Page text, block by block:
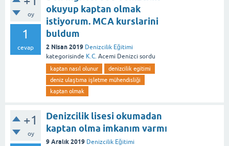
oy
1
cevap
okuyup kaptan olmak
istiyorum. MCA kurslarini
buldum
2 Nisan 2019 Denizcilik Eğitimi
kategorisinde K.C. Acemi Denizci sordu
kaptan nasıl olunur
denizcilik egitimi
deniz ulaştıma işletme mühendisliği
kaptan olmak
+1
oy
Denizcilik lisesi okumadan
kaptan olma imkanım varmı
9 Aralık 2019 Denizcilik Eğitimi